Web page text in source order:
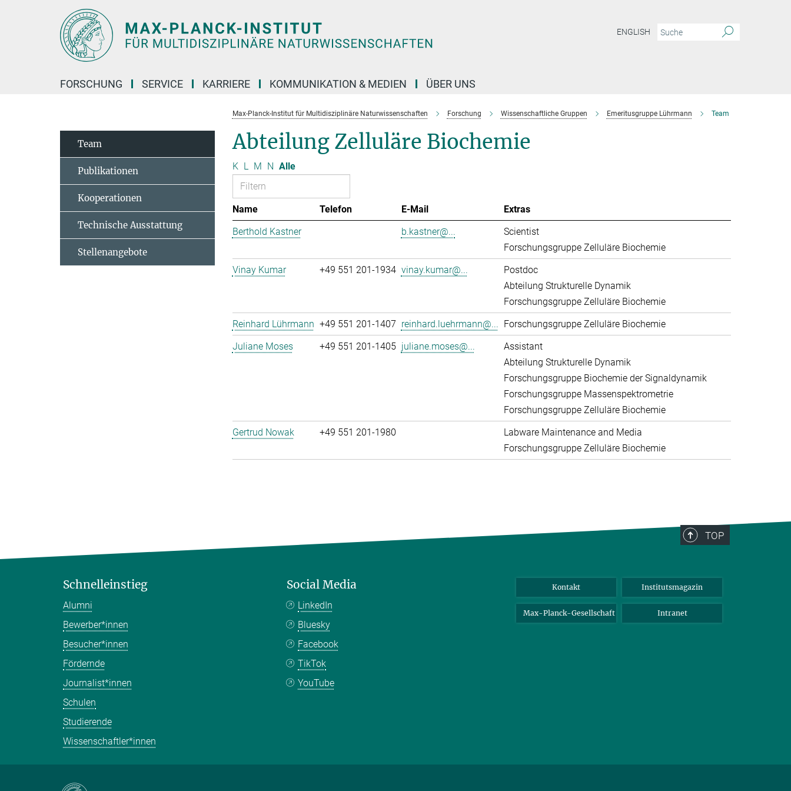
ENGLISH
FORSCHUNG SERVICE KARRIERE KOMMUNIKATION & MEDIEN ÜBER UNS
Max-Planck-Institut für Multidisziplinäre Naturwissenschaften Forschung Wissenschaftliche Gruppen Emeritusgruppe Lührmann Team
Abteilung Zelluläre Biochemie
K L M N Alle
Name Telefon E-Mail
Extras
Berthold Kastner
b.kastner@...
Scientist
Forschungsgruppe Zelluläre Biochemie
Vinay Kumar
+49 551 201-1934 vinay.kumar@...
Postdoc
Abteilung Strukturelle Dynamik
Forschungsgruppe Zelluläre Biochemie
Reinhard Lührmann +49 551 201-1407 reinhard.luehrmann@... Forschungsgruppe Zelluläre Biochemie
Juliane Moses
+49 551 201-1405 juliane.moses@...
Assistant
Abteilung Strukturelle Dynamik
Forschungsgruppe Biochemie der Signaldynamik
Forschungsgruppe Massenspektrometrie
Forschungsgruppe Zelluläre Biochemie
Gertrud Nowak
+49 551 201-1980
Labware Maintenance and Media
Forschungsgruppe Zelluläre Biochemie
Team
Publikationen
Kooperationen
Technische Ausstattung
Stellenangebote
TOP
Schnelleinstieg
Alumni
Bewerber*innen
Besucher*innen
Fördernde
Journalist*innen
Schulen
Studierende
Wissenschaftler*innen
Social Media
LinkedIn
Bluesky
Facebook
TikTok
YouTube
Kontakt Institutsmagazin
Max-Planck-Gesellschaft Intranet